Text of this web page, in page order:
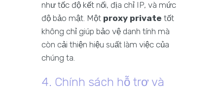
như tốc độ kết nối, địa chỉ IP, và mức
độ bảo mật. Một proxy private tốt
không chỉ giúp bảo vệ danh tính mà
còn cải thiện hiệu suất làm việc của
chúng ta.
4. Chính sách hỗ trợ và